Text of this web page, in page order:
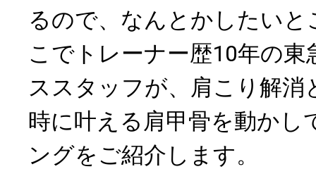
るので、なんとかしたい
こでトレーナー歴10年の
ススタッフが、肩こり解消
時に叶える肩甲骨を動かし
ングをご紹介します。